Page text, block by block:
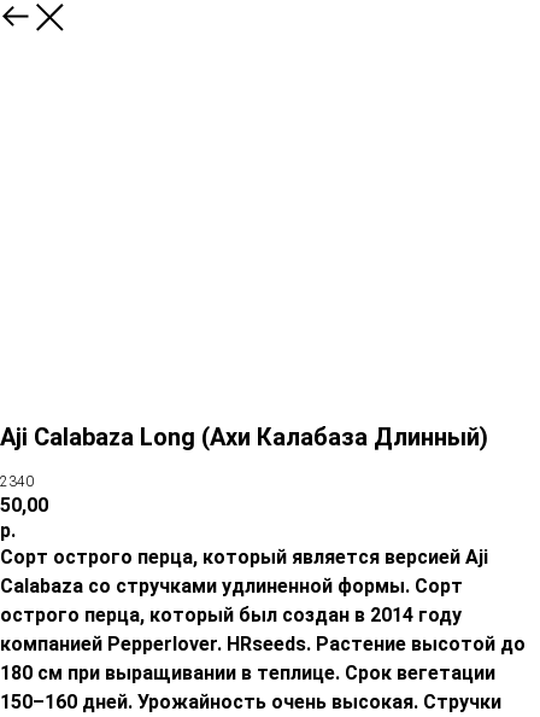
Aji Calabaza Long (Aхи Калабаза Длинный)
2340
50,00
р.
Сорт острого перца, который является версией Aji
Calabaza со стручками удлиненной формы. Сорт
острого перца, который был создан в 2014 году
компанией Pepperlover. HRseeds. Растение высотой до
180 см при выращивании в теплице. Срок вегетации
150–160 дней. Урожайность очень высокая. Стручки